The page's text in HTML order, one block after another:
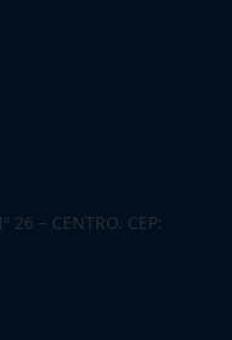
26 – CENTRO. CEP: